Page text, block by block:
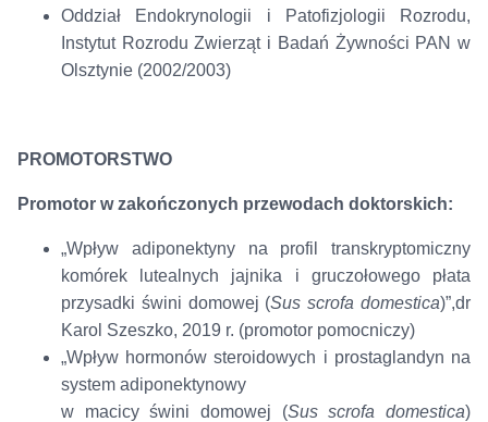
Oddział Endokrynologii i Patofizjologii Rozrodu,
Instytut Rozrodu Zwierząt i Badań Żywności PAN w
Olsztynie (2002/2003)
PROMOTORSTWO
Promotor w zakończonych przewodach doktorskich:
„Wpływ adiponektyny na profil transkryptomiczny
komórek lutealnych jajnika i gruczołowego płata
przysadki świni domowej (Sus scrofa domestica)”,dr
Karol Szeszko, 2019 r. (promotor pomocniczy)
„Wpływ hormonów steroidowych i prostaglandyn na
system adiponektynowy
w macicy świni domowej (Sus scrofa domestica)